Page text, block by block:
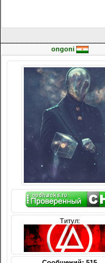
ongoni
Титул: